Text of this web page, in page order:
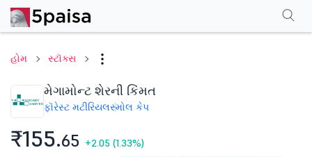
હોમ સ્ટૉક્સ
મેગામોન્ટ શેરની કિંમત
ફૉરેસ્ટ મટીરિયલસ્મોલ કેપ
₹155.65 +2.05 (1.33%)
પરફોર્મન્સફાઇનાન્શિયલ્સ વધુ